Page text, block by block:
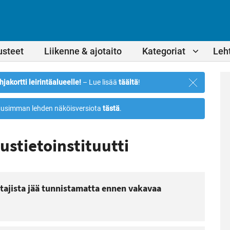
Liikenne & ajotaito Kategoriat
leirintäalueelle! – Lue lisää täältä!
Sulje
ilmoitus
lehden näköisversiota tästä.
jää tunnistamatta ennen vakavaa